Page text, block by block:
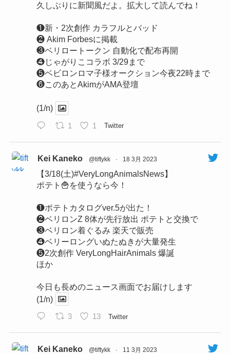
久しぶりに新聞風だよ。拡大して読んでね！
❶新・2次創作 カラフルとバッド
❷ Akim Forbesに掲載
❸ベリロートークン 自動化で配布再開
❹じゃがりこコラボ 3/29まで
❺ベビロンロマ子様オークション今夜22時まで
❻このあとAkimがAMA登壇
(1/n)
1 1 Twitter
Kei Kaneko @tiftykk · 18 3月 2023
【3/18(土)#VeryLongAnimalsNews】
ポテト🍟を使うなら今！
❶ポテトカタログver.5が出た！
❷ベリロンZ 8体が先行放出 ポテトと交換で
❸ベリロン着ぐるみ 楽天で販売
❹ベリーロングいぬたぬきが大量発生
❺2次創作 VeryLongHairAnimals 爆誕
ほか
今日も長めのニュース画面でお届けします
(1/n)
3 13 Twitter
Kei Kaneko @tiftykk · 11 3月 2023